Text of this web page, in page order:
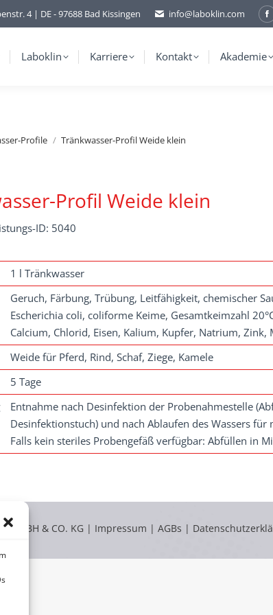
4 | DE - 97688 Bad Kissingen info@laboklin.com
Laboklin Karriere Kontakt Akademie
Profile Tränkwasser-Profil Weide klein
Profil Weide klein
ID: 5040
1 l Tränkwasser
Geruch, Färbung, Trübung, Leitfähigkeit, chemischer
Escherichia coli, coliforme Keime, Gesamtkeimzahl
Calcium, Chlorid, Eisen, Kalium, Kupfer, Natrium,
Weide für Pferd, Rind, Schaf, Ziege, Kamele
5 Tage
Entnahme nach Desinfektion der Probenahmestelle
Desinfektionstuch) und nach Ablaufen des Wassers
Falls kein steriles Probengefäß verfügbar: Abfüllen in
GMBH & CO. KG | Impressum | AGBs |